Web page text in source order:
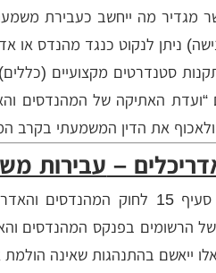
מגדיר מה ייחשב כעבירת
ניתן לנקוט כנגד מהנדס
סטנדרטים מקצועיים
“ועדת האתיקה של המהנדסים
את הדין המשמעתי בקרב
– עבירות
הרשומים בפנקס המהנדסים
ייאשם בהתנהגות שאינה